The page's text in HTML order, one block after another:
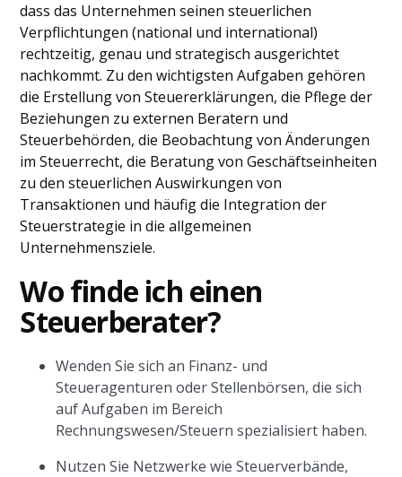
dass das Unternehmen seinen steuerlichen
Verpflichtungen (national und international)
rechtzeitig, genau und strategisch ausgerichtet
nachkommt. Zu den wichtigsten Aufgaben gehören
die Erstellung von Steuererklärungen, die Pflege der
Beziehungen zu externen Beratern und
Steuerbehörden, die Beobachtung von Änderungen
im Steuerrecht, die Beratung von Geschäftseinheiten
zu den steuerlichen Auswirkungen von
Transaktionen und häufig die Integration der
Steuerstrategie in die allgemeinen
Unternehmensziele.
Wo finde ich einen
Steuerberater?
Wenden Sie sich an Finanz- und
Steueragenturen oder Stellenbörsen, die sich
auf Aufgaben im Bereich
Rechnungswesen/Steuern spezialisiert haben.
Nutzen Sie Netzwerke wie Steuerverbände,